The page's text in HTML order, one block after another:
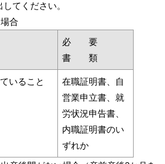
てください。
合
必 要
書 類
いること
在職証明書、自
営業申立書、就
労状況申告書、
内職証明書のい
ずれか